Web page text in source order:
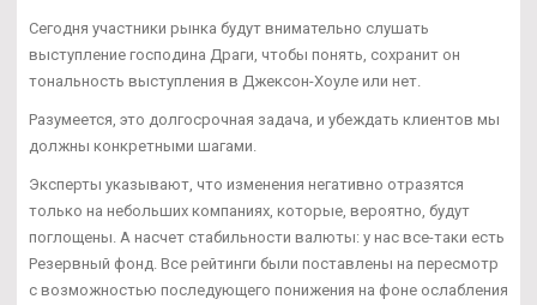
Сегодня участники рынка будут внимательно слушать
выступление господина Драги, чтобы понять, сохранит он
тональность выступления в Джексон-Хоуле или нет.
Разумеется, это долгосрочная задача, и убеждать клиентов мы
должны конкретными шагами.
Эксперты указывают, что изменения негативно отразятся
только на небольших компаниях, которые, вероятно, будут
поглощены. А насчет стабильности валюты: у нас все-таки есть
Резервный фонд. Все рейтинги были поставлены на пересмотр
с возможностью последующего понижения на фоне ослабления